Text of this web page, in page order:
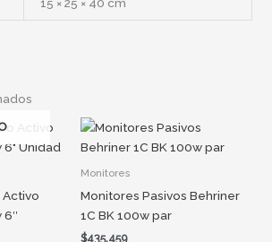
6″
Monitores
Monitores Pasivos Behriner
1C BK 100w par
$435.459